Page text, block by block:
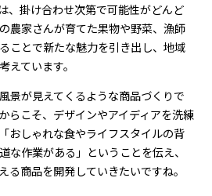
、掛け合わせ次第で可能性がどんど
農家さんが育てた果物や野菜、漁師
ことで新たな魅力を引き出し、地域
えています。
景が見えてくるような商品づくりで
らこそ、デザインやアイディアを洗練
おしゃれな食やライフスタイルの背
な作業がある」ということを伝え、
る商品を開発していきたいですね。